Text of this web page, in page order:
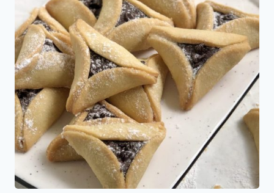
Nueces,
Datiles
y
Mermelada
de
Durazno